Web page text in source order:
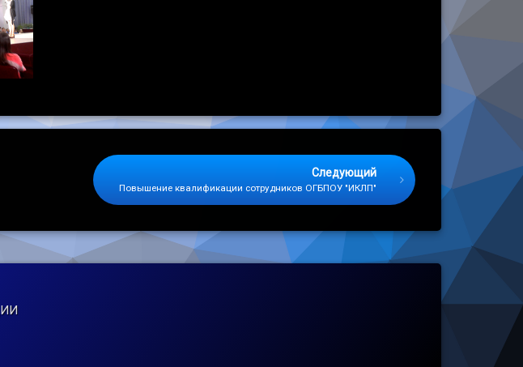
Следующий
Повышение квалификации сотрудников ОГБПОУ "ИКЛП"